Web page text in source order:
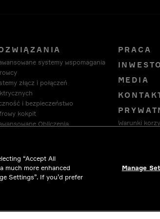
systemy wspomagania
złącz i połączeń
i bezpieczeństwo
kokpit
Obliczenia
Automotive Solutions
Interconnect
PRACA
MEDIA
Warunki
“Accept All
much more enhanced
Settings”. If you’d prefer
Manage